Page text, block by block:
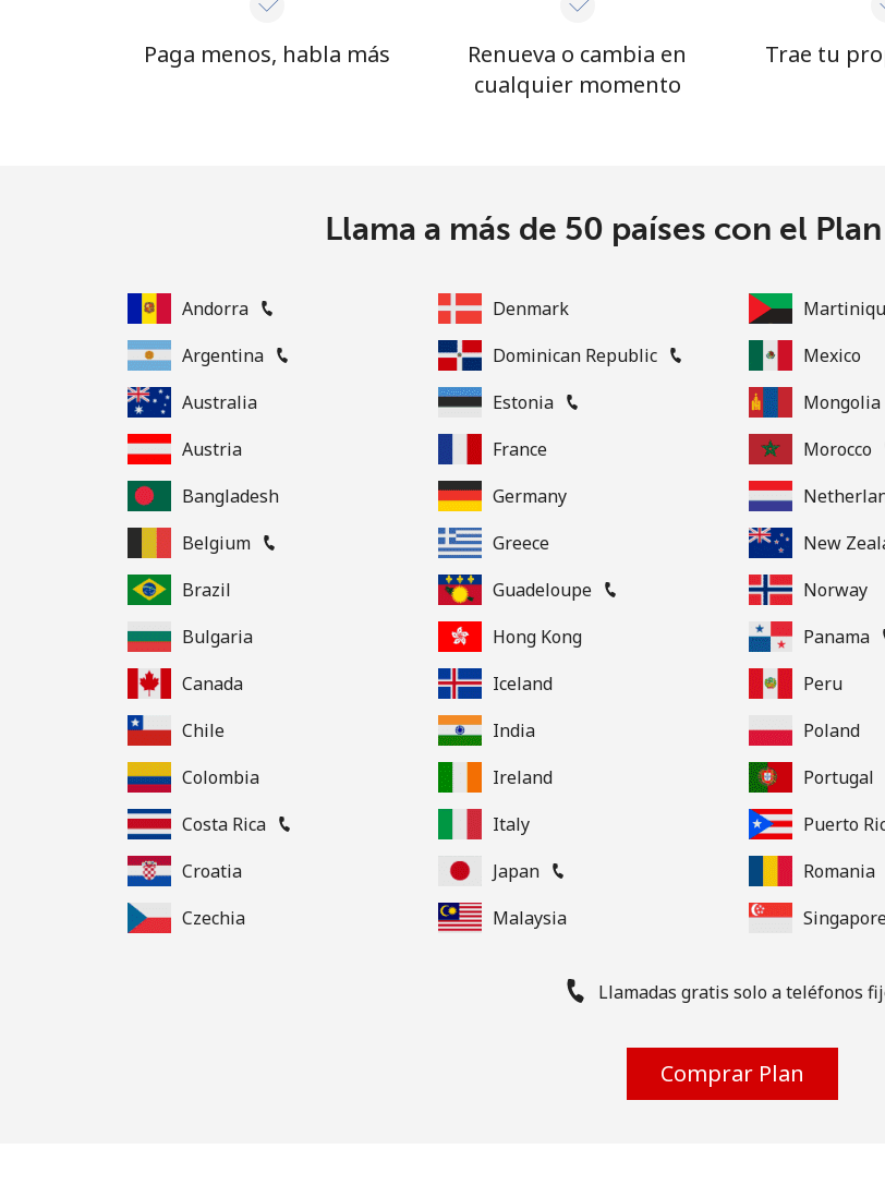
Inicia sesión o
¿Olvidaste tu
Iniciar Sesión
Continuar con
Paga menos, habla más
Renueva o cambia en
cualquier momento
Trae tu
Llama a más de 50 países con el
Andorra
Argentina
Australia
Austria
Bangladesh
Belgium
Brazil
Bulgaria
Canada
Chile
Colombia
Costa Rica
Croatia
Czechia
Denmark
Dominican Republic
Estonia
France
Germany
Greece
Guadeloupe
Hong Kong
Iceland
India
Ireland
Italy
Japan
Malaysia
Mexico
Mongolia
Morocco
New
Norway
Panama
Peru
Poland
Portugal
Puerto
Romania
Llamadas gratis solo a teléfonos
Comprar Plan